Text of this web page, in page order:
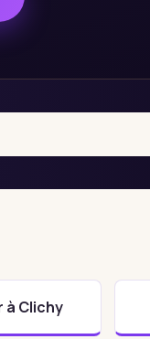
à Clichy